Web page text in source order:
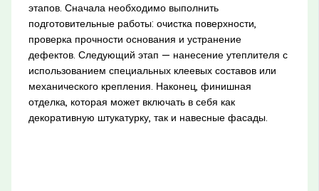
этапов. Сначала необходимо выполнить
подготовительные работы: очистка поверхности,
проверка прочности основания и устранение
дефектов. Следующий этап — нанесение утеплителя с
использованием специальных клеевых составов или
механического крепления. Наконец, финишная
отделка, которая может включать в себя как
декоративную штукатурку, так и навесные фасады.